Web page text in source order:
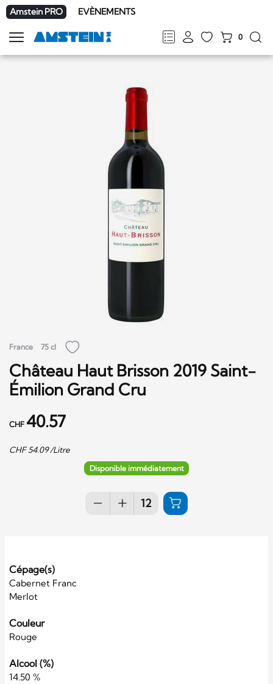
Amstein PRO EVÈNEMENTS
FRDEENIT
0
Afficher
la
France 75 cl
Château Haut Brisson 2019 Saint-
Émilion Grand Cru
CHF 40.57
CHF54.09/Litre
Disponible immédiatement
Cépage(s)
Cabernet Franc
Merlot
Couleur
Rouge
Alcool (%)
14.50 %